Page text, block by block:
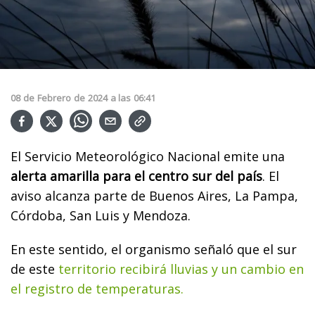
08 de Febrero de 2024 a las 06:41
El Servicio Meteorológico Nacional emite una
alerta amarilla para el centro sur del país. El
aviso alcanza parte de Buenos Aires, La Pampa,
Córdoba, San Luis y Mendoza.
En este sentido, el organismo señaló que el sur
de este territorio recibirá lluvias y un cambio en
el registro de temperaturas.